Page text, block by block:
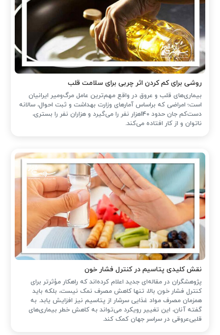
روشی برای کم کردن اثر چربی برای سلامت قلب
بیماری‌های قلب و عروق در واقع مهم‌ترین عامل مرگ‌ومیر ایرانیان
است؛ امراضی که براساس آمارهای وزارت بهداشت و ثبت احوال، سالانه
دست‌کم جان حدود 140هزار نفر را می‌گیرد و هزاران نفر را بستری،
ناتوان و از کار افتاده می‌کند.
نقش کلیدی پتاسیم در کنترل فشار خون
پژوهشگران در مقاله‌ای جدید اعلام کرده‌اند که راهکار مؤثرتر برای
کنترل فشار خون بالا، تنها کاهش مصرف نمک نیست، بلکه باید
همزمان مصرف مواد غذایی سرشار از پتاسیم نیز افزایش یابد. به
گفته آنان، این تغییر رویکرد می‌تواند به کاهش خطر بیماری‌های
قلبی‌عروقی در سراسر جهان کمک کند.